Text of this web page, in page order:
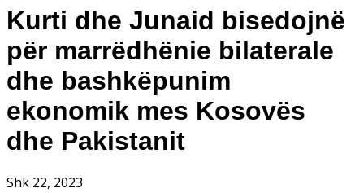
Kurti dhe Junaid bisedojnë
për marrëdhënie bilaterale
dhe bashkëpunim
ekonomik mes Kosovës
dhe Pakistanit
Shk 22, 2023